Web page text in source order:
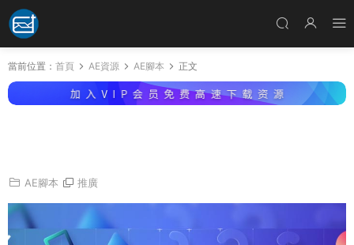
當前位置： 首頁 AE資源 AE腳本 正文
AE腳本 推廣